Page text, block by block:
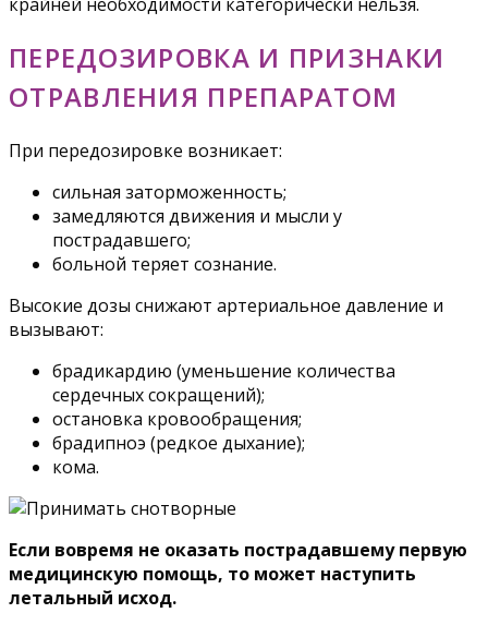
ПЕРЕДОЗИРОВКА И ПРИЗНАКИ
ОТРАВЛЕНИЯ ПРЕПАРАТОМ
При передозировке возникает:
сильная заторможенность;
замедляются движения и мысли у
пострадавшего;
больной теряет сознание.
Высокие дозы снижают артериальное давление и
вызывают:
брадикардию (уменьшение количества
сердечных сокращений);
остановка кровообращения;
брадипноэ (редкое дыхание);
кома.
Если вовремя не оказать пострадавшему первую
медицинскую помощь, то может наступить
летальный исход.